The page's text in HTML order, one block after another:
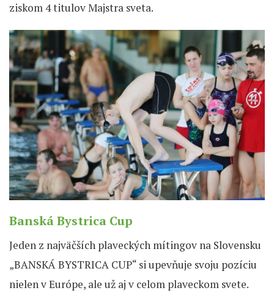
ziskom 4 titulov Majstra sveta.
Banská Bystrica Cup
Jeden z najväčších plaveckých mítingov na Slovensku
„BANSKÁ BYSTRICA CUP“ si upevňuje svoju pozíciu
nielen v Európe, ale už aj v celom plaveckom svete.